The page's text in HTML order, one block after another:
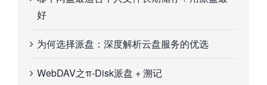
好
为何选择派盘：深度解析云盘服务的优选
WebDAV之π-Disk派盘 + 溯记